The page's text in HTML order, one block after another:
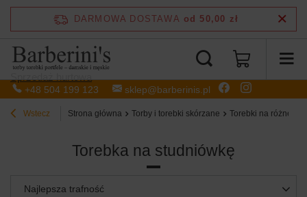
+48 504 199 123 sklep@barberinis.pl
DARMOWA DOSTAWA od 50,00 zł
Wstecz Strona główna Torby i torebki skórzane Torebki na różne
Torebka na studniówkę
Zmień sortowanie
Najlepsza trafność